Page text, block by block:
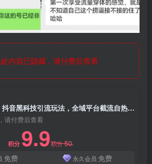
内容已隐藏，请付费后查看
小红书，视频号，抖音黑科技引流玩法，全域平台截流自热打法 日引500+精准粉
请付费后查看
积分 9.9积分50
免费 永久会员 免费